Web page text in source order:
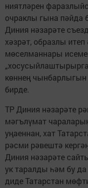
ниятләрен
очраклы гына пәйда
Диния нәзарәте
хәзрәт, образлы
мөселманнары
көннең
бирде.
ТР Диния нәзарәте
мәгълүмат
уңаеннан, хат
рәсми рәвештә
Диния нәзарәте
ук таралды һәм бу
диде Татарстан